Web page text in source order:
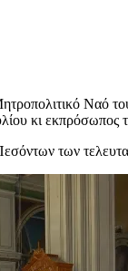
Ναό
κι
των